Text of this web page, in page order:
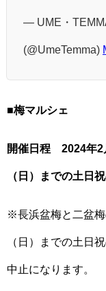
— UME・
(@UmeTemma)
■梅マルシェ
開催日程 2024年2
（日）までの土日祝
※長浜盆梅と二盆
（日）までの土日
中止になります。